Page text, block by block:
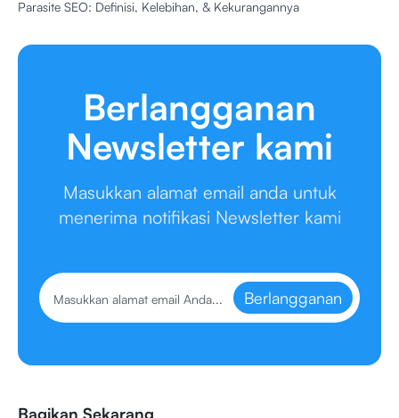
Parasite SEO: Definisi, Kelebihan, & Kekurangannya
Berlangganan
Newsletter kami
Masukkan alamat email anda untuk
menerima notifikasi Newsletter kami
Berlangganan
Bagikan Sekarang